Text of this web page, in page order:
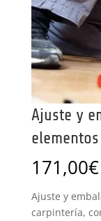
Ajuste y
171,00€
Ajuste y
carpintería,